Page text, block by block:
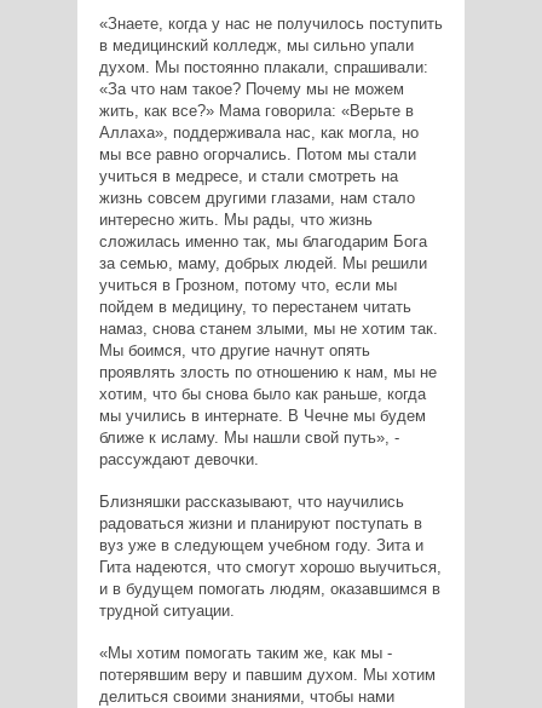
«Знаете, когда у нас не получилось поступить
в медицинский колледж, мы сильно упали
духом. Мы постоянно плакали, спрашивали:
«За что нам такое? Почему мы не можем
жить, как все?» Мама говорила: «Верьте в
Аллаха», поддерживала нас, как могла, но
мы все равно огорчались. Потом мы стали
учиться в медресе, и стали смотреть на
жизнь совсем другими глазами, нам стало
интересно жить. Мы рады, что жизнь
сложилась именно так, мы благодарим Бога
за семью, маму, добрых людей. Мы решили
учиться в Грозном, потому что, если мы
пойдем в медицину, то перестанем читать
намаз, снова станем злыми, мы не хотим так.
Мы боимся, что другие начнут опять
проявлять злость по отношению к нам, мы не
хотим, что бы снова было как раньше, когда
мы учились в интернате. В Чечне мы будем
ближе к исламу. Мы нашли свой путь», -
рассуждают девочки.
Близняшки рассказывают, что научились
радоваться жизни и планируют поступать в
вуз уже в следующем учебном году. Зита и
Гита надеются, что смогут хорошо выучиться,
и в будущем помогать людям, оказавшимся в
трудной ситуации.
«Мы хотим помогать таким же, как мы -
потерявшим веру и павшим духом. Мы хотим
делиться своими знаниями, чтобы нами